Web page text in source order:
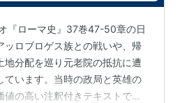
『ローマ史』37巻47-50章の日
ッロブロゲス族との戦いや、帰
地分配を巡り元老院の抵抗に遭
ています。当時の政局と英雄の
値の高い注釈付きテキストで